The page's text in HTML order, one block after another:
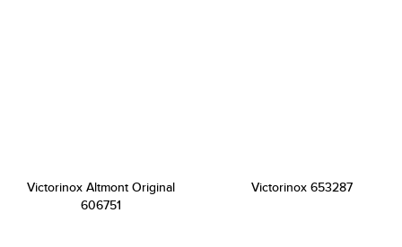
Victorinox Altmont Original
606751
Victorinox 653287